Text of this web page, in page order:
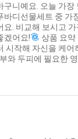
구니예요. 오늘 가장
바디선물세트 중 가
요. 비교해 보시고
겠어요!
상품 요약
시작해 자신을 케어
와 두피에 필요한